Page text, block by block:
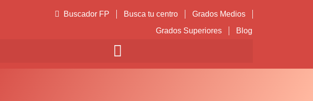
Buscador FP Busca tu centro
Grados Medios
Grados Superiores
Blog